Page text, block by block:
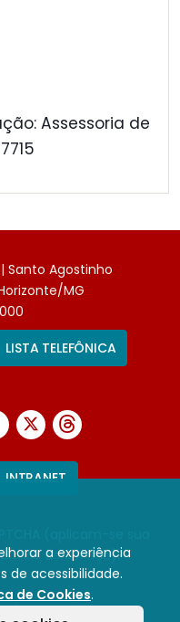
a experiência
de acessibilidade.
de Cookies.
Assessoria de
Santo Agostinho
MG
LISTA TELEFÔNICA
INTRANET
(aplicam-se sua
de Serviço).
de Privacidade